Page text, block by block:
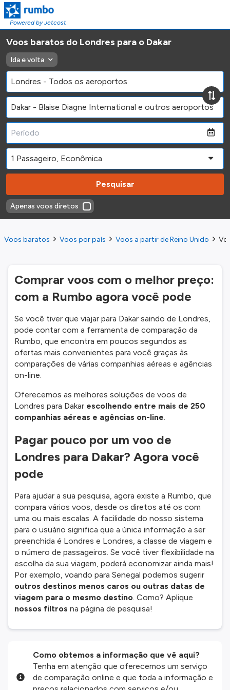
Powered by Jetcost
Voos baratos do Londres para o Dakar
Ida e volta
Pesquisar
Apenas voos diretos
Voos baratos Voos por país Voos a partir de Reino Unido
Comprar voos com o melhor preço:
com a Rumbo agora você pode
Se você tiver que viajar para Dakar saindo de Londres,
pode contar com a ferramenta de comparação da
Rumbo, que encontra em poucos segundos as
ofertas mais convenientes para você graças às
comparações de várias companhias aéreas e agências
on-line.
Oferecemos as melhores soluções de voos de
Londres para Dakar escolhendo entre mais de 250
companhias aéreas e agências on-line.
Pagar pouco por um voo de
Londres para Dakar? Agora você
pode
Para ajudar a sua pesquisa, agora existe a Rumbo, que
compara vários voos, desde os diretos até os com
uma ou mais escalas. A facilidade do nosso sistema
para o usuário significa que a única informação a ser
preenchida é Londres e Londres, a classe de viagem e
o número de passageiros. Se você tiver flexibilidade na
escolha da sua viagem, poderá economizar ainda mais!
Por exemplo, voando para Senegal podemos sugerir
outros destinos menos caros ou outras datas de
viagem para o mesmo destino. Como? Aplique
nossos filtros na página de pesquisa!
Como obtemos a informação que vê aqui?
Tenha em atenção que oferecemos um serviço
de comparação online e que toda a informação e